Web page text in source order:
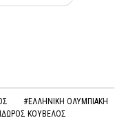
#ΕΛΛΗΝΙΚΗ ΟΛΥΜΠΙΑΚΗ
ΚΟΥΒΕΛΟΣ